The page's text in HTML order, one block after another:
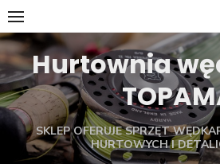
Skip
to
contentHurtownia
SKLEP OFERUJE SPRZĘT
HURTOWYCH I